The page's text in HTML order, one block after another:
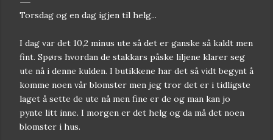
Torsdag og en dag igjen til helg...
I dag var det 10,2 minus ute så det er ganske så kaldt men
fint. Spørs hvordan de stakkars påske liljene klarer seg
ute nå i denne kulden. I butikkene har det så vidt begynt å
komme noen vår blomster men jeg tror det er i tidligste
laget å sette de ute nå men fine er de og man kan jo
pynte litt inne. I morgen er det helg og da må det noen
blomster i hus.